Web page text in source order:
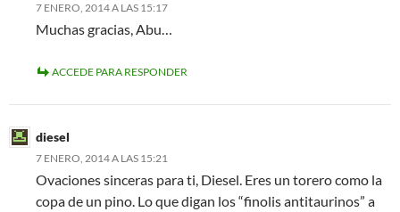
7 ENERO, 2014 A LAS 15:17
Muchas gracias, Abu…
ACCEDE PARA RESPONDER
diesel
7 ENERO, 2014 A LAS 15:21
Ovaciones sinceras para ti, Diesel. Eres un torero como la
copa de un pino. Lo que digan los “finolis antitaurinos” a